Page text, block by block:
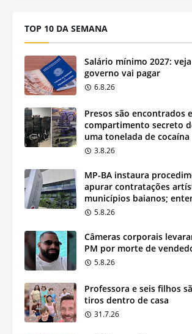
TOP 10 DA SEMANA
Salário mínimo 2027:
governo vai pagar
6.8.26
Presos são encontrados
compartimento secreto
uma tonelada de cocaína
3.8.26
MP-BA instaura
apurar contratações
municípios baianos;
5.8.26
Câmeras corporais
PM por morte de
5.8.26
Professora e seis filhos
tiros dentro de casa
31.7.26